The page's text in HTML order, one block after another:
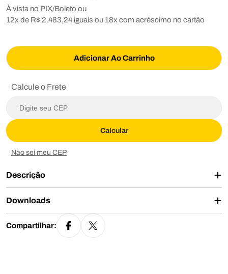
À vista no PIX/Boleto ou
12x de R$ 2.483,24 iguais ou 18x com acréscimo no cartão
Adicionar Ao Carrinho
Calcule o Frete
Calcular
Não sei meu CEP
Descrição
Downloads
Compartilhar: